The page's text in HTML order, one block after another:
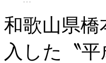
和歌山県
入した〝